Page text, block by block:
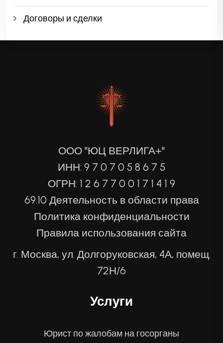
Договоры и сделки
ООО "ЮЦ ВЕРЛИГА+"
ИНН: 9 7 0 7 0 5 8 6 7 5
ОГРН: 1 2 6 7 7 0 0 1 7 1 4 1 9
69.10 Деятельность в области права
Политика конфиденциальности
Правила использования сайта
г. Москва, ул. Долгоруковская, 4А, помещ.
72Н/6
Услуги
Юрист по жалобам на госорганы